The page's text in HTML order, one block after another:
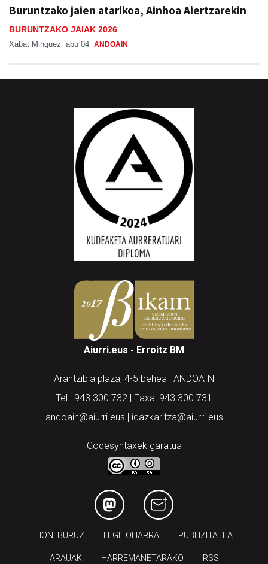
Buruntzako jaien atarikoa, Ainhoa Aiertzarekin
BURUNTZAKO JAIAK 2026
Xabat Minguez abu 04 ANDOAIN
Aiurri.eus - Erroitz BM
Arantzibia plaza, 4-5 behea | ANDOAIN
Tel.: 943 300 732 | Faxa: 943 300 731
andoain@aiurri.eus | idazkaritza@aiurri.eus
Codesyntaxek garatua
HONI BURUZ LEGE OHARRA PUBLIZITATEA
ARAUAK HARREMANETARAKO RSS